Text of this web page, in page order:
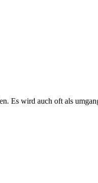
Es wird auch oft als